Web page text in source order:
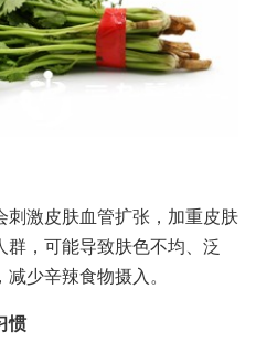
刺激皮肤血管扩张，加重皮肤
，可能导致肤色不均、泛
少辛辣食物摄入。
惯